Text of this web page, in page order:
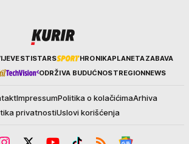
VESTISTARS HRONIKAPLANETAZABAVA
ODRŽIVA BUDUĆNOSTREGIONNEWS
ImpressumPolitika o kolačićimaArhiva
privatnostiUslovi korišćenja